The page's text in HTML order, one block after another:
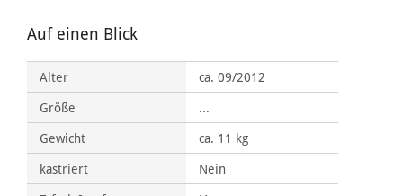
Auf einen Blick
Alter
ca. 09/2012
Größe
...
Gewicht
ca. 11 kg
kastriert
Nein